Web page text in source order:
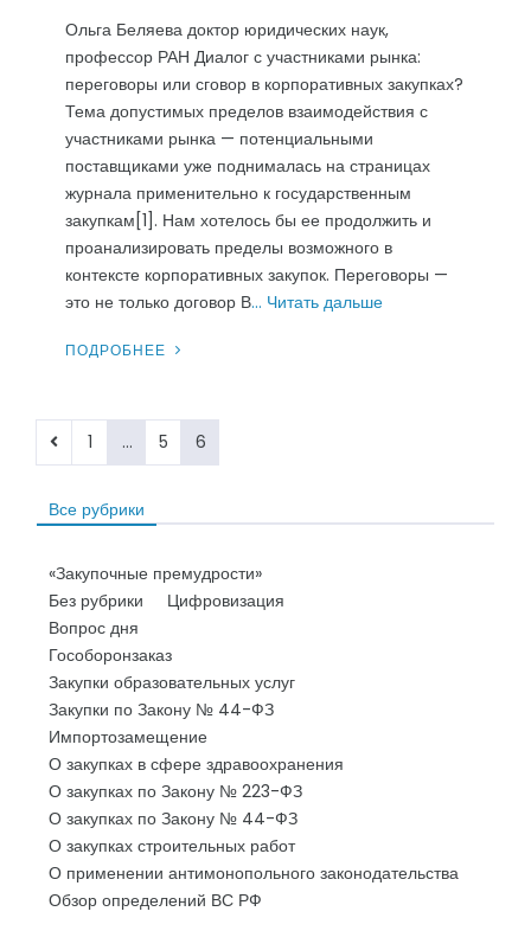
Ольга Беляева доктор юридических наук,
профессор РАН Диалог с участниками рынка:
переговоры или сговор в корпоративных закупках?
Тема допустимых пределов взаимодействия с
участниками рынка — потенциальными
поставщиками уже поднималась на страницах
журнала применительно к государственным
закупкам[1]. Нам хотелось бы ее продолжить и
проанализировать пределы возможного в
контексте корпоративных закупок. Переговоры —
это не только договор В… Читать дальше
ПОДРОБНЕЕ
Пагинация
1 … 5 6
Все рубрики
«Закупочные премудрости»
Без рубрики
Цифровизация
Вопрос дня
Гособоронзаказ
Закупки образовательных услуг
Закупки по Закону № 44-ФЗ
Импортозамещение
О закупках в сфере здравоохранения
О закупках по Закону № 223-ФЗ
О закупках по Закону № 44-ФЗ
О закупках строительных работ
О применении антимонопольного законодательства
Обзор определений ВС РФ